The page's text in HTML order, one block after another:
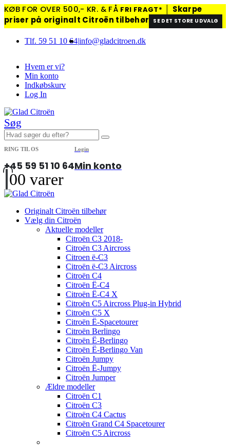
KØB FOR OVER 500,- KR. & FÅ FRI FRAGT*
Skarpe
priser på originalt Citroën tilbehør
SE DET STORE UDVALG
Tlf. 59 51 10 64|info@gladcitroen.dk
Hvem er vi?
Min konto
Indkøbskurv
Log In
Søg
RING TIL OS
+45 59 51 10 64
Login
Min konto
00 varer
Originalt Citroën tilbehør
Vælg din Citroën
Aktuelle modeller
Citroën C3 2018-
Citroën C3 Aircross
Citroen ë-C3
Citroën ë-C3 Aircross
Citroën C4
Citroën Ë-C4
Citroën Ë-C4 X
Citroën C5 Aircross Plug-in Hybrid
Citroën C5 X
Citroën Ë-Spacetourer
Citroën Berlingo
Citroën Ë-Berlingo
Citroën Ë-Berlingo Van
Citroën Jumpy
Citroën Ë-Jumpy
Citroën Jumper
Ældre modeller
Citroën C1
Citroën C3
Citroën C4 Cactus
Citroën Grand C4 Spacetourer
Citroën C5 Aircross